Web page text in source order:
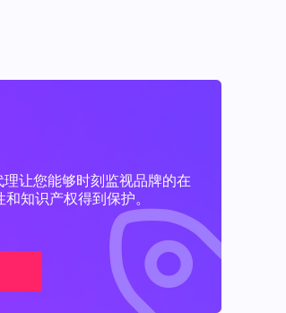
理让您能够时刻监视品牌的在
知识产权得到保护。